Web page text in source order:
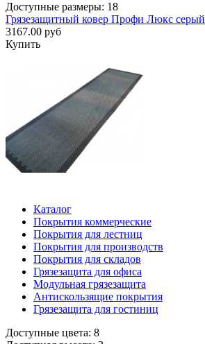
Доступные размеры: 18
Грязезащитный ковер Профи Люкс серый
3167.00 руб
Купить
Каталог
Покрытия коммерческие
Покрытия для лестниц
Покрытия для производств
Покрытия для складов
Грязезащита для офиса
Модульная грязезащита
Антискользящие покрытия
Грязезащита для гостиниц
Доступные цвета: 8